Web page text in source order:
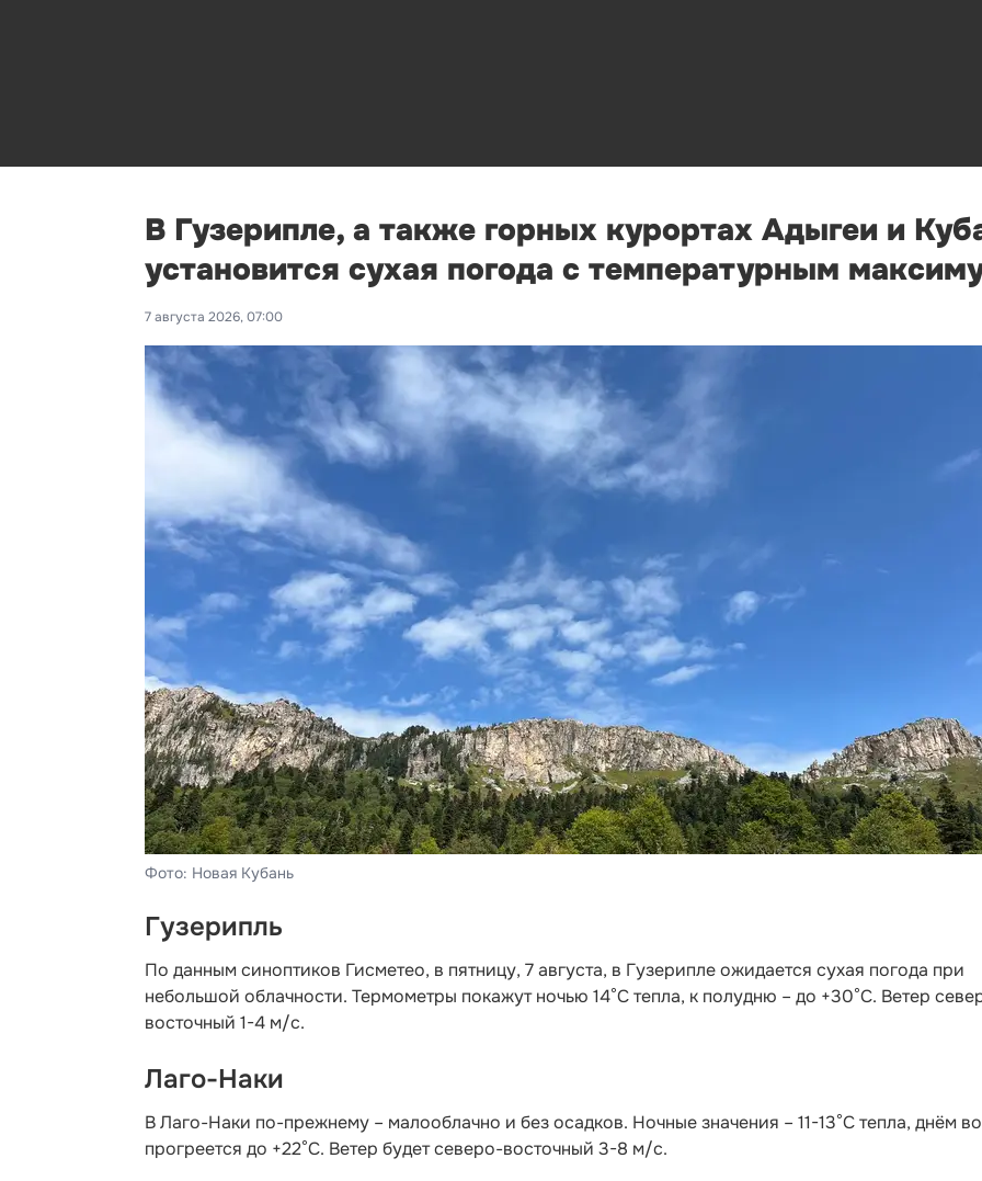
В Гузерипле, а также горных курортах Адыгеи и
установится сухая погода с температурным
7 августа 2026, 07:00
Фото: Новая Кубань
Гузерипль
По данным синоптиков Гисметео, в пятницу, 7 августа, в Гузерипле ожидается сухая погода при
небольшой облачности. Термометры покажут ночью 14°С тепла, к полудню – до +30°С. Ветер
восточный 1-4 м/с.
Лаго-Наки
В Лаго-Наки по-прежнему – малооблачно и без осадков. Ночные значения – 11-13°С тепла, днём
прогреется до +22°С. Ветер будет северо-восточный 3-8 м/с.